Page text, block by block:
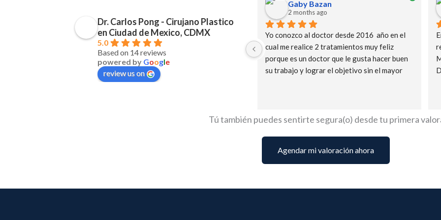
Dr. Carlos Pong - Cirujano Plastico
en Ciudad de Mexico, CDMX
5.0
Based on 14 reviews
powered by Google
review us on
Gaby Bazan
2 months ago
Yo conozco al doctor desde 2016  año en el
cual me realice 2 tratamientos muy feliz
porque es un doctor que le gusta hacer buen
su trabajo y lograr el objetivo sin el mayor
realizo mi reconstrucción y aunque nos faltan
mi seguridad y agradezco a Duis haberlo
conocido
Tú también puedes sentirte segura(o) desde tu primera
Agendar mi valoración ahora